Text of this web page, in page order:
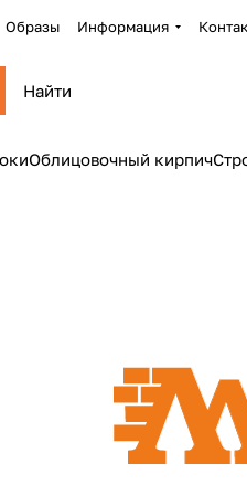
Образы Информация
Облицовочный кирпич